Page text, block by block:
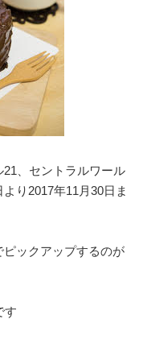
、セントラルワール
り2017年11月30日ま
ックアップするのが
す